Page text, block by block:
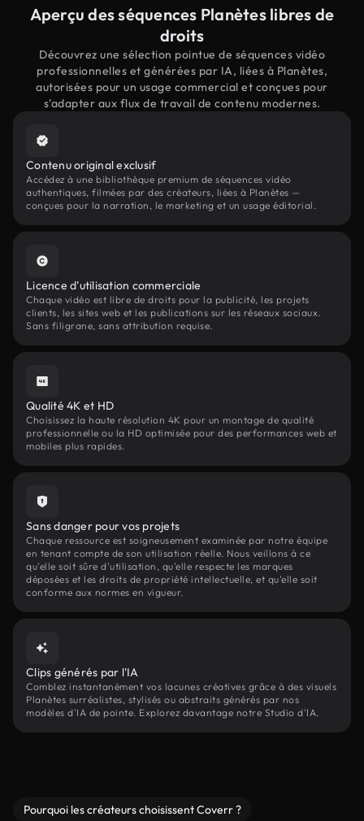
Aperçu des séquences Planètes libres de
droits
Découvrez une sélection pointue de séquences vidéo
professionnelles et générées par IA, liées à Planètes,
autorisées pour un usage commercial et conçues pour
s'adapter aux flux de travail de contenu modernes.
Contenu original exclusif
Accédez à une bibliothèque premium de séquences vidéo
authentiques, filmées par des créateurs, liées à Planètes —
conçues pour la narration, le marketing et un usage éditorial.
Licence d'utilisation commerciale
Chaque vidéo est libre de droits pour la publicité, les projets
clients, les sites web et les publications sur les réseaux sociaux.
Sans filigrane, sans attribution requise.
Qualité 4K et HD
Choisissez la haute résolution 4K pour un montage de qualité
professionnelle ou la HD optimisée pour des performances web et
mobiles plus rapides.
Sans danger pour vos projets
Chaque ressource est soigneusement examinée par notre équipe
en tenant compte de son utilisation réelle. Nous veillons à ce
qu'elle soit sûre d'utilisation, qu'elle respecte les marques
déposées et les droits de propriété intellectuelle, et qu'elle soit
conforme aux normes en vigueur.
Clips générés par l'IA
Comblez instantanément vos lacunes créatives grâce à des visuels
Planètes surréalistes, stylisés ou abstraits générés par nos
modèles d'IA de pointe. Explorez davantage notre Studio d'IA.
Pourquoi les créateurs choisissent Coverr ?